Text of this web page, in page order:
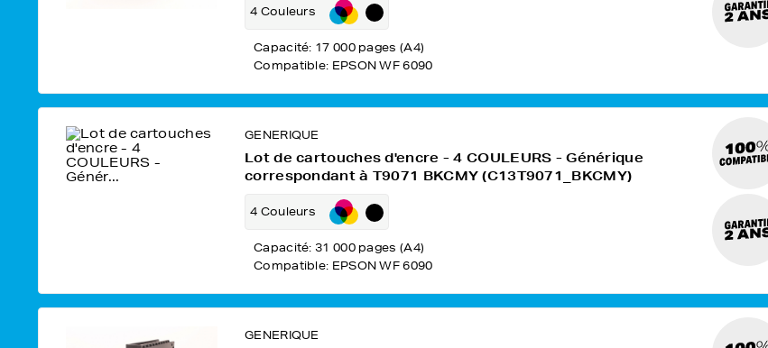
4 Couleurs
Capacité: 17 000 pages (A4)
Compatible: EPSON WF 6090
GENERIQUE
Lot de cartouches d'encre - 4 COULEURS - Générique
correspondant à T9071 BKCMY (C13T9071_BKCMY)
4 Couleurs
Capacité: 31 000 pages (A4)
Compatible: EPSON WF 6090
GENERIQUE